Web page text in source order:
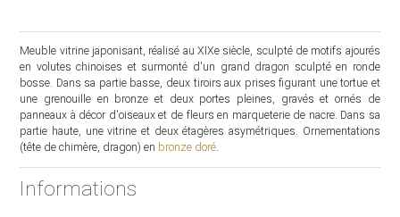
Meuble vitrine japonisant, réalisé au XIXe siècle, sculpté de motifs ajourés
en volutes chinoises et surmonté d'un grand dragon sculpté en ronde
bosse. Dans sa partie basse, deux tiroirs aux prises figurant une tortue et
une grenouille en bronze et deux portes pleines, gravés et ornés de
panneaux à décor d'oiseaux et de fleurs en marqueterie de nacre. Dans sa
partie haute, une vitrine et deux étagères asymétriques. Ornementations
(tête de chimère, dragon) en bronze doré.
Informations